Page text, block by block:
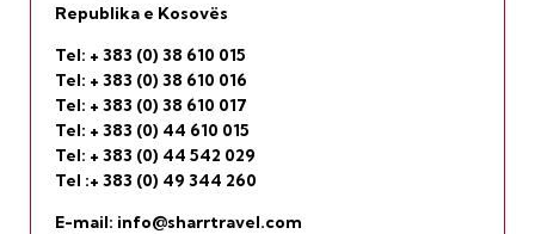
Republika e Kosovës
Tel: + 383 (0) 38 610 015
Tel: + 383 (0) 38 610 016
Tel: + 383 (0) 38 610 017
Tel: + 383 (0) 44 610 015
Tel: + 383 (0) 44 542 029
Tel :+ 383 (0) 49 344 260
E-mail: info@sharrtravel.com